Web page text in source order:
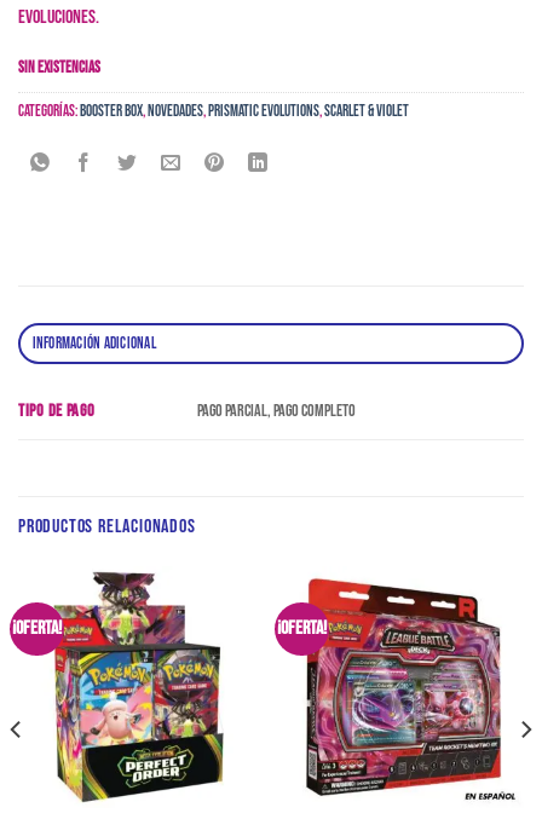
evoluciones.
Sin existencias
Categorías:Booster Box,Novedades,Prismatic Evolutions,Scarlet & Violet
INFORMACIÓN ADICIONAL
TIPO DE PAGO Pago Parcial, Pago Completo
PRODUCTOS RELACIONADOS
¡Oferta! ¡Oferta!